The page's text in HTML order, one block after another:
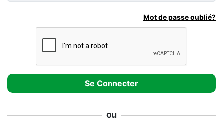
Mot de passe oublié?
ou